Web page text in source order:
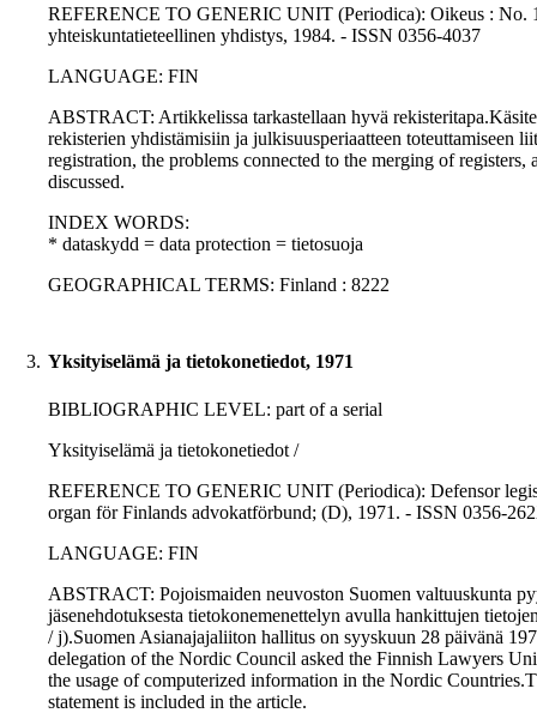
REFERENCE TO GENERIC UNIT (Periodica): Oikeus : No.
yhteiskuntatieteellinen yhdistys, 1984. - ISSN 0356-4037
LANGUAGE: FIN
ABSTRACT: Artikkelissa tarkastellaan hyvä
rekisterien yhdistämisiin ja julkisuusperiaatteen toteuttamiseen
registration, the problems connected to the merging of
discussed.
INDEX WORDS:
* dataskydd = data protection = tietosuoja
GEOGRAPHICAL TERMS: Finland : 8222
3. Yksityiselämä ja tietokonetiedot, 1971
BIBLIOGRAPHIC LEVEL: part of a serial
Yksityiselämä ja tietokonetiedot /
REFERENCE TO GENERIC UNIT (Periodica): Defensor
organ för Finlands advokatförbund; (D), 1971. - ISSN 0356-
LANGUAGE: FIN
ABSTRACT: Pojoismaiden neuvoston Suomen valtuuskunta
jäsenehdotuksesta tietokonemenettelyn avulla hankittujen
/ j).Suomen Asianajajaliiton hallitus on syyskuun 28 päivänä
delegation of the Nordic Council asked the Finnish Lawyers
the usage of computerized information in the Nordic
statement is included in the article.